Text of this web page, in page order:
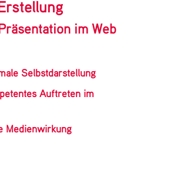
im Web
Selbstdarstellung
Auftreten im
Medienwirkung